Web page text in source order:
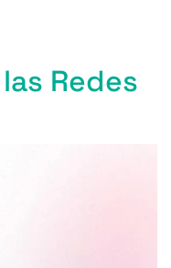
Redes